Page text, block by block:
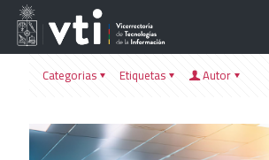
Categorias Etiquetas Autor